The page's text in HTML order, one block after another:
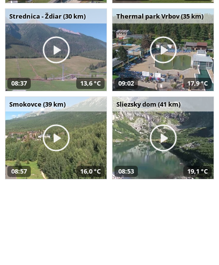
Strednica - Ždiar (30 km)
08:37 13,6 °C
Thermal park Vrbov (35 km)
09:02 17,9 °C
Smokovce (39 km)
08:57 16,0 °C
Sliezsky dom (41 km)
08:53 19,1 °C